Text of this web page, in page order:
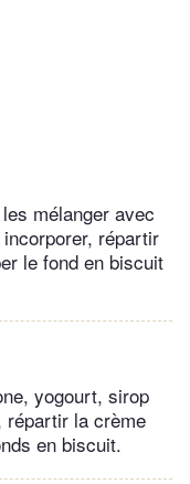
mélanger avec
répartir
le fond en biscuit
yogourt, sirop
répartir la crème
en biscuit.